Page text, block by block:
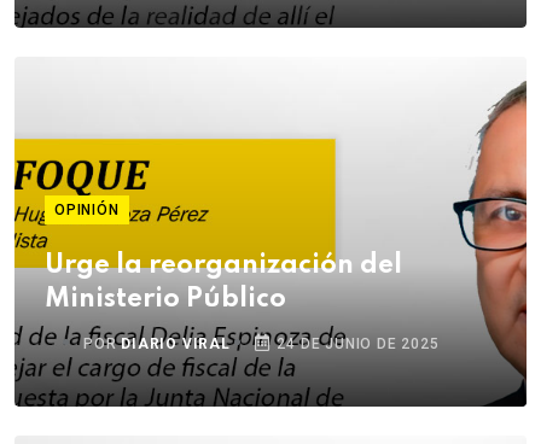
OPINIÓN
Urge la reorganización del
Ministerio Público
PORDIARIO VIRAL 24 DE JUNIO DE 2025